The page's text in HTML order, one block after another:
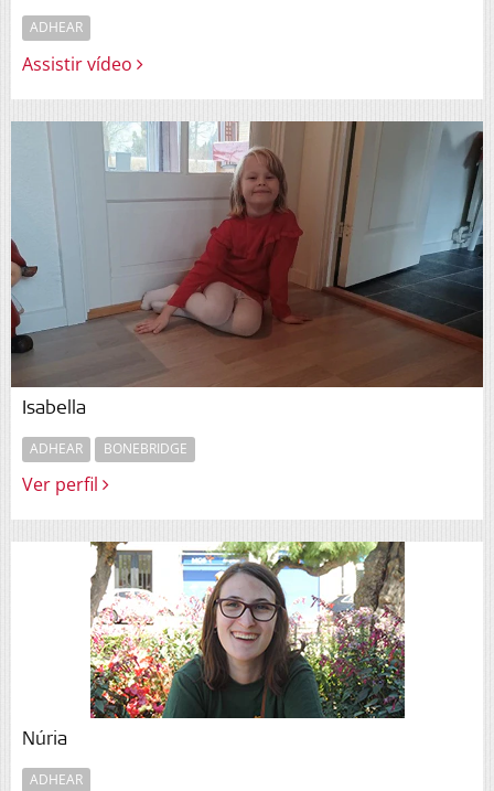
ADHEAR
Assistir vídeo
Isabella
ADHEAR BONEBRIDGE
Ver perfil
Núria
ADHEAR